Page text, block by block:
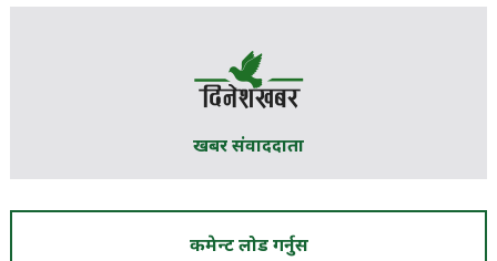
खबर संवाददाता
कमेन्ट लोड गर्नुस